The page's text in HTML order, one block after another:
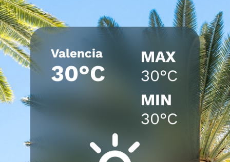
Valencia
30°C
MAX
30°C
MIN
30°C